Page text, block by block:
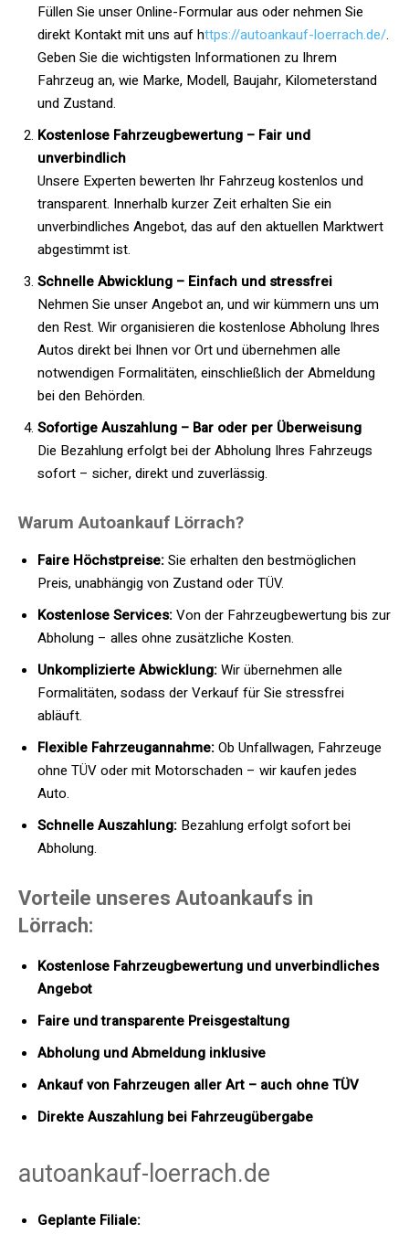
Füllen Sie unser Online-Formular aus oder nehmen Sie
direkt Kontakt mit uns auf https://autoankauf-loerrach.de/.
Geben Sie die wichtigsten Informationen zu Ihrem
Fahrzeug an, wie Marke, Modell, Baujahr, Kilometerstand
und Zustand.
Kostenlose Fahrzeugbewertung – Fair und
unverbindlich
Unsere Experten bewerten Ihr Fahrzeug kostenlos und
transparent. Innerhalb kurzer Zeit erhalten Sie ein
unverbindliches Angebot, das auf den aktuellen Marktwert
abgestimmt ist.
Schnelle Abwicklung – Einfach und stressfrei
Nehmen Sie unser Angebot an, und wir kümmern uns um
den Rest. Wir organisieren die kostenlose Abholung Ihres
Autos direkt bei Ihnen vor Ort und übernehmen alle
notwendigen Formalitäten, einschließlich der Abmeldung
bei den Behörden.
Sofortige Auszahlung – Bar oder per Überweisung
Die Bezahlung erfolgt bei der Abholung Ihres Fahrzeugs
sofort – sicher, direkt und zuverlässig.
Warum Autoankauf Lörrach?
Faire Höchstpreise:Sie erhalten den bestmöglichen
Preis, unabhängig von Zustand oder TÜV.
Kostenlose Services:Von der Fahrzeugbewertung bis zur
Abholung – alles ohne zusätzliche Kosten.
Unkomplizierte Abwicklung:Wir übernehmen alle
Formalitäten, sodass der Verkauf für Sie stressfrei
abläuft.
Flexible Fahrzeugannahme:Ob Unfallwagen, Fahrzeuge
ohne TÜV oder mit Motorschaden – wir kaufen jedes
Auto.
Schnelle Auszahlung: Bezahlung erfolgt sofort bei
Abholung.
Vorteile unseres Autoankaufs in
Lörrach:
Kostenlose Fahrzeugbewertung und unverbindliches
Angebot
Faire und transparente Preisgestaltung
Abholung und Abmeldung inklusive
Ankauf von Fahrzeugen aller Art – auch ohne TÜV
Direkte Auszahlung bei Fahrzeugübergabe
autoankauf-loerrach.de
Geplante Filiale: